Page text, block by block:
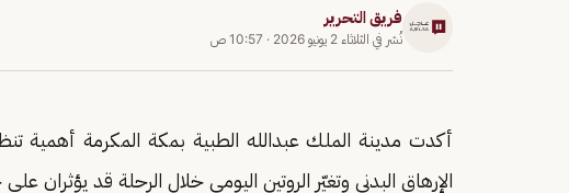
فريق التحرير
نُشر في الثلاثاء 2 يونيو 2026 · 10:57 ص
أكدت مدينة الملك عبدالله الطبية بمكة المكرمة أهمية
الإرهاق البدني وتغيّر الروتين اليومي خلال الرحلة قد يؤثران